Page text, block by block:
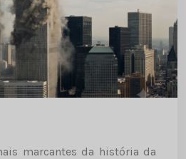
marcantes da história da